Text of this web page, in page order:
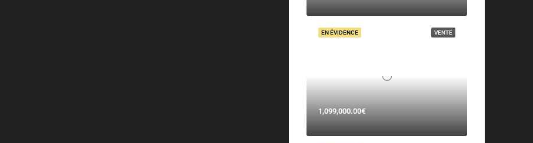
VENTE
EN ÉVIDENCE
1,099,000.00€